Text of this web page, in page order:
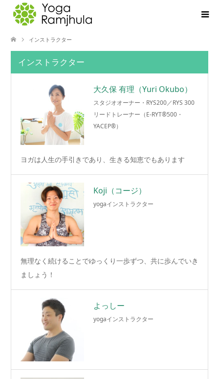
インストラクター
インストラクター
大久保 有理（Yuri Okubo）
スタジオオーナー・RYS200／RYS 300
リードトレーナー（E-RYT®500・
YACEP®）
ヨガは人生の手引きであり、生きる知恵でもあります
Koji（コージ）
yogaインストラクター
無理なく続けることでゆっくり一歩ずつ、共に歩んでいき
ましょう！
よっしー
yogaインストラクター